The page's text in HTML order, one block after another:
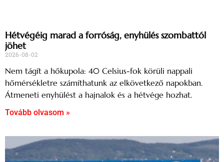
Hétvégéig marad a forróság, enyhülés szombattól
jöhet
2026-08-02
Nem tágít a hőkupola: 40 Celsius-fok körüli nappali
hőmérsékletre számíthatunk az elkövetkező napokban.
Átmeneti enyhülést a hajnalok és a hétvége hozhat.
Tovább olvasom »